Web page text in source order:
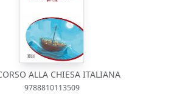
ALLA CHIESA ITALIANA
9788810113509